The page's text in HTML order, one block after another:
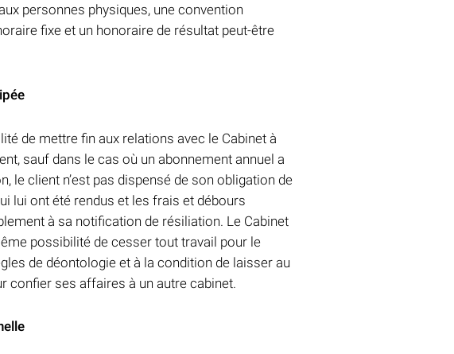
personnes physiques, une convention
fixe et un honoraire de résultat peut-être
de mettre fin aux relations avec le Cabinet à
sauf dans le cas où un abonnement annuel a
le client n’est pas dispensé de son obligation de
lui ont été rendus et les frais et débours
à sa notification de résiliation. Le Cabinet
possibilité de cesser tout travail pour le
de déontologie et à la condition de laisser au
confier ses affaires à un autre cabinet.